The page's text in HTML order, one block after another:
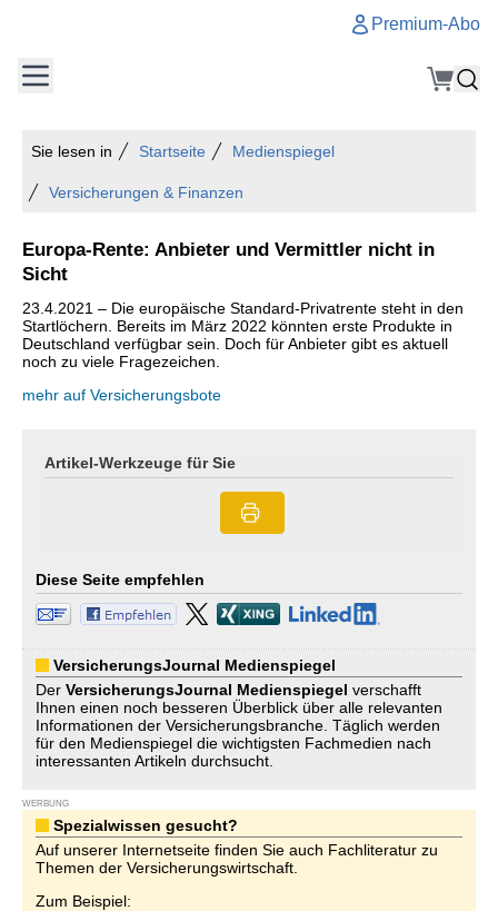
Premium-Abo
Sie lesen in Startseite Medienspiegel
Versicherungen & Finanzen
Europa-Rente: Anbieter und Vermittler nicht in
Sicht
23.4.2021 – Die europäische Standard-Privatrente steht in den
Startlöchern. Bereits im März 2022 könnten erste Produkte in
Deutschland verfügbar sein. Doch für Anbieter gibt es aktuell
noch zu viele Fragezeichen.
mehr auf Versicherungsbote
Artikel-Werkzeuge für Sie
Diese Seite empfehlen
VersicherungsJournal Medienspiegel
Der VersicherungsJournal Medienspiegel verschafft
Ihnen einen noch besseren Überblick über alle relevanten
Informationen der Versicherungsbranche. Täglich werden
für den Medienspiegel die wichtigsten Fachmedien nach
interessanten Artikeln durchsucht.
WERBUNG
Spezialwissen gesucht?
Auf unserer Internetseite finden Sie auch Fachliteratur zu
Themen der Versicherungswirtschaft.
Zum Beispiel: